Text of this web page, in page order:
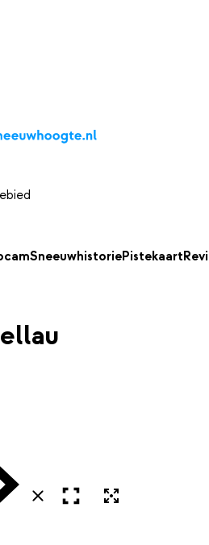
Kaarten
SneeuwhistoriePistekaart
SluitenOpen in volledig scherm